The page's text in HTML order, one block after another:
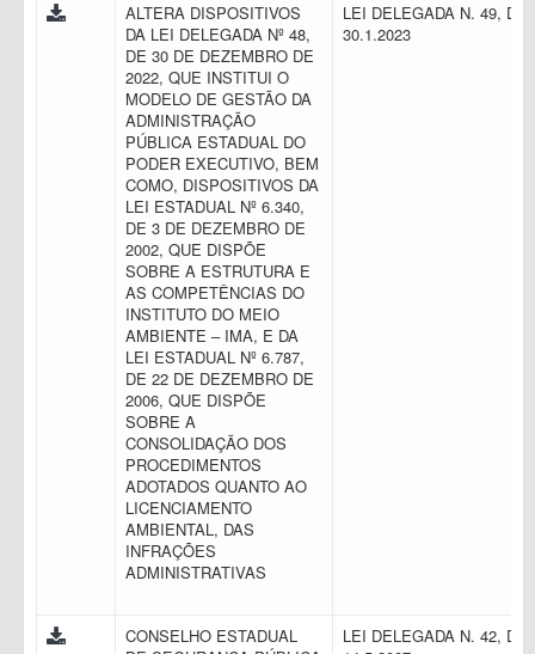
ALTERA DISPOSITIVOS
DA LEI DELEGADA Nº 48,
DE 30 DE DEZEMBRO DE
2022, QUE INSTITUI O
MODELO DE GESTÃO DA
ADMINISTRAÇÃO
PÚBLICA ESTADUAL DO
PODER EXECUTIVO, BEM
COMO, DISPOSITIVOS DA
LEI ESTADUAL Nº 6.340,
DE 3 DE DEZEMBRO DE
2002, QUE DISPÕE
SOBRE A ESTRUTURA E
AS COMPETÊNCIAS DO
INSTITUTO DO MEIO
AMBIENTE – IMA, E DA
LEI ESTADUAL Nº 6.787,
DE 22 DE DEZEMBRO DE
2006, QUE DISPÕE
SOBRE A
CONSOLIDAÇÃO DOS
PROCEDIMENTOS
ADOTADOS QUANTO AO
LICENCIAMENTO
AMBIENTAL, DAS
INFRAÇÕES
ADMINISTRATIVAS
LEI DELEGADA N. 49, DE
30.1.2023
CONSELHO ESTADUAL
LEI DELEGADA N. 42, DE